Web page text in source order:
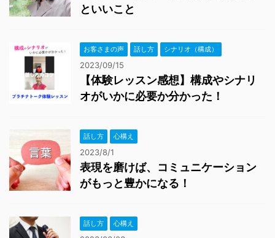
といいこと
お客さまの声 話し方 シナリオ（構成）
2023/09/15
【体験レッスン感想】構成やシナリ
オがいかに必要か分かった！
話し方 心構え
2023/8/1
表現を磨けば、コミュニケーション
がもっと豊かになる！
話し方 心構え